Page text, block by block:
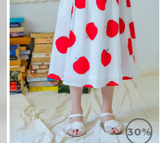
30%